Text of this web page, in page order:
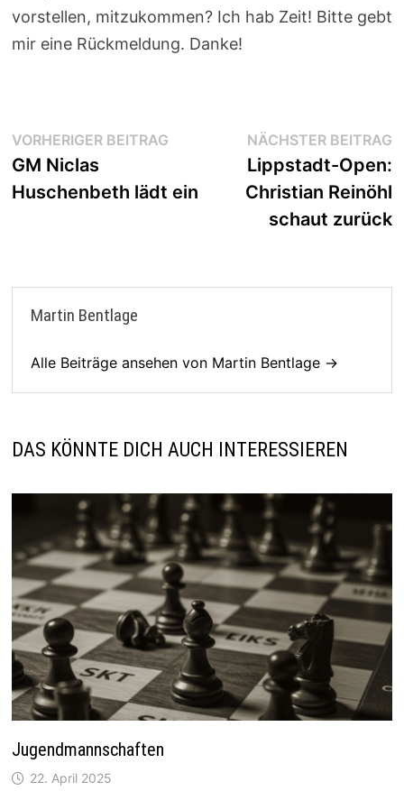
vorstellen, mitzukommen? Ich hab Zeit! Bitte gebt
mir eine Rückmeldung. Danke!
Beitragsnavigation
VORHERIGER BEITRAGVorheriger
GM Niclas
Huschenbeth lädt ein
NÄCHSTER BEITRAG
Lippstadt-Open:
Christian Reinöhl
schaut zurück
Martin Bentlage
Alle Beiträge ansehen von Martin Bentlage →
DAS KÖNNTE DICH AUCH INTERESSIEREN
Jugendmannschaften
22. April 2025